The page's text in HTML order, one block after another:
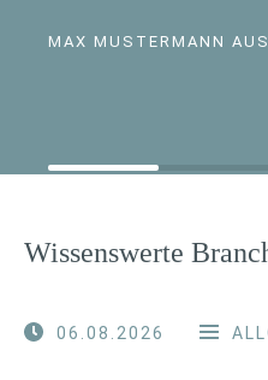
MAX MUSTERMANN
Wissenswerte
06.08.2026